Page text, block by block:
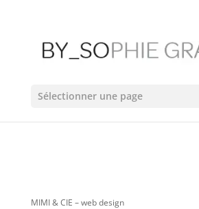
Sélectionner une page
MIMI & CIE – web design